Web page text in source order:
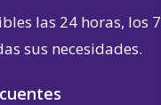
las 24 horas, los 7
sus necesidades.